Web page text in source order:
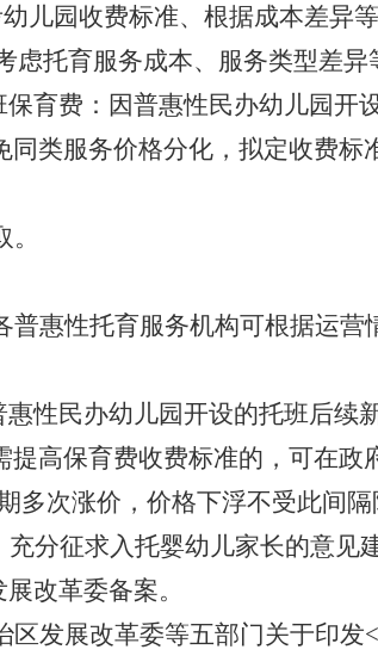
儿园收费标准、根据成本差异
虑托育服务成本、服务类型差异
育费： 因普惠性民办幼儿园开
同类服务价格分化， 拟定收费标
。
普惠性托育服务机构可根据运
惠性民办幼儿园开设的托班后续
提高保育费收费标准的，可在
多次涨价，价格下浮不受此间隔
充分征求入托婴幼儿家长的意见
改革委备案。
区发展改革委等五部门关于印发<